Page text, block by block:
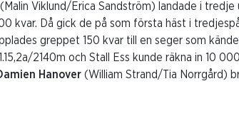
(Malin Viklund/Erica Sandström) landade i
kvar. Då gick de på som första häst i
greppet 150 kvar till en seger som
2140m och Stall Ess kunde räkna in 10
Hanover (William Strand/Tia Norrgård)